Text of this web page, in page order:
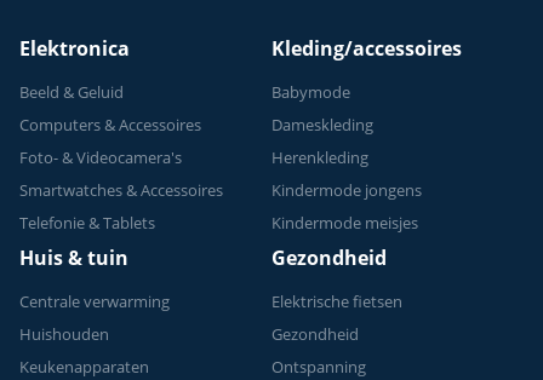
Elektronica
Beeld & Geluid
Computers & Accessoires
Foto- & Videocamera's
Smartwatches & Accessoires
Telefonie & Tablets
Kleding/accessoires
Babymode
Dameskleding
Herenkleding
Kindermode jongens
Kindermode meisjes
Huis & tuin
Centrale verwarming
Huishouden
Keukenapparaten
Gezondheid
Elektrische fietsen
Gezondheid
Ontspanning